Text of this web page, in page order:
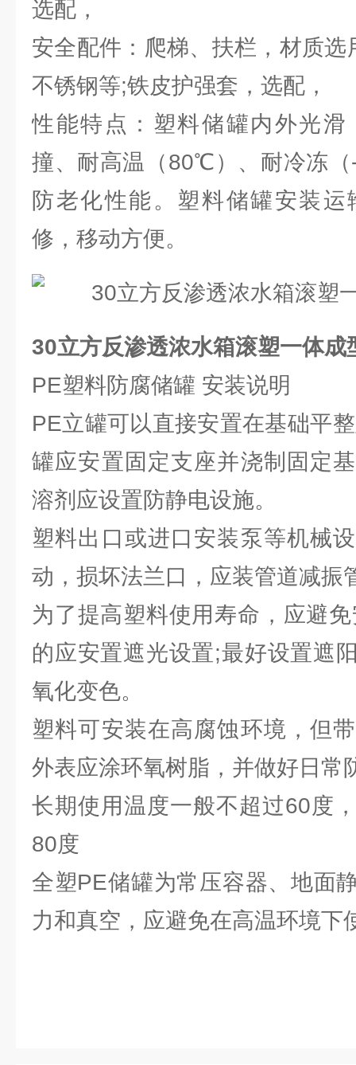
选配，
安全配件：爬梯、扶栏，材质
不锈钢等;铁皮护强套，选配，
性能特点：塑料储罐内外光滑
撞、耐高温（80℃）、耐冷冻
防老化性能。塑料储罐安装
修，移动方便。
30立方反渗透浓水箱滚塑一体成
PE塑料防腐储罐 安装说明
PE立罐可以直接安置在基础平
罐应安置固定支座并浇制固定
溶剂应设置防静电设施。
塑料出口或进口安装泵等机械
动，损坏法兰口，应装管道减振
为了提高塑料使用寿命，应避
的应安置遮光设置;最好设置遮
氧化变色。
塑料可安装在高腐蚀环境，但
外表应涂环氧树脂，并做好日常
长期使用温度一般不超过60度
80度
全塑PE储罐为常压容器、地面
力和真空，应避免在高温环境下